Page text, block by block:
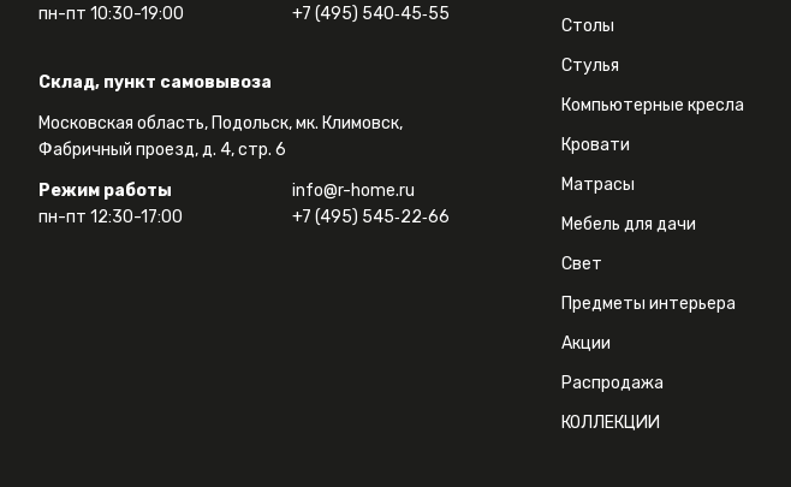
пн-пт 10:30-19:00
+7 (495) 540‑45‑55
Склад, пункт самовывоза
Московская область, Подольск, мк. Климовск,
Фабричный проезд, д. 4, стр. 6
Режим работы
пн-пт 12:30-17:00
info@r-home.ru
+7 (495) 545‑22‑66
Столы
Стулья
Компьютерные кресла
Кровати
Матрасы
Мебель для дачи
Свет
Предметы интерьера
Акции
Распродажа
КОЛЛЕКЦИИ